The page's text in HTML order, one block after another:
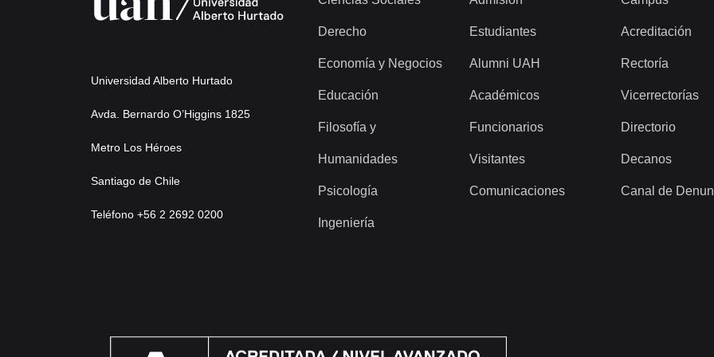
Universidad Alberto Hurtado
Avda. Bernardo O’Higgins 1825
Metro Los Héroes
Santiago de Chile
Teléfono +56 2 2692 0200
Derecho
Economía y Negocios
Educación
Filosofía y
Humanidades
Psicología
Ingeniería
Estudiantes
Alumni UAH
Académicos
Funcionarios
Visitantes
Comunicaciones
Acreditación
Rectoría
Vicerrectorías
Directorio
Decanos
Canal de